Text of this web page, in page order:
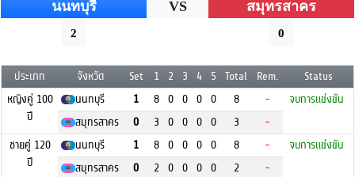
นนทบุรี VS สมุทรสาคร
2 0
ประเภท จังหวัด Set 1 2 3 4 5 Total Rem.
Status
หญิงคู่ 100
ปี
นนทบุรี 1 8 0 0 0 0 8 -
จบการแข่งขัน
สมุทรสาคร
0 3 0 0 0 0 3
-
ชายคู่ 120
ปี
นนทบุรี 1 8 0 0 0 0 8 -
จบการแข่งขัน
สมุทรสาคร
0 2 0 0 0 0 2 -